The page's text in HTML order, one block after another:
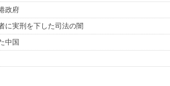
政府
に実刑を下した司法の闇
中国